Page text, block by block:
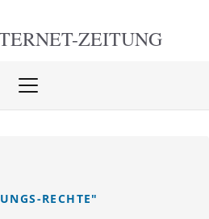
ZEITUNG
Menü
RECHTE"